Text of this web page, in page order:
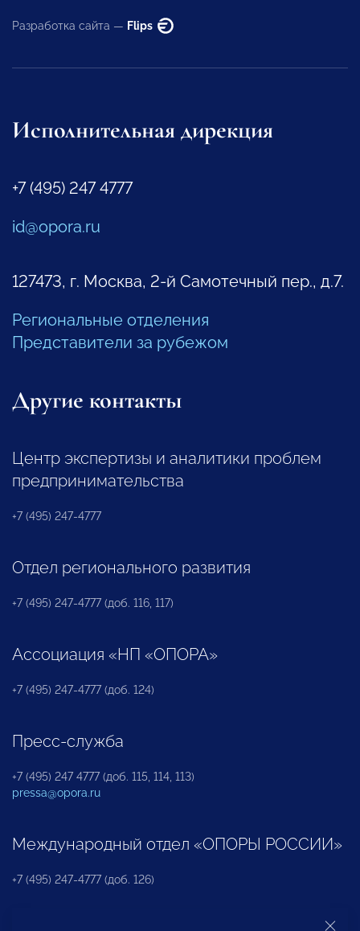
Разработка сайта — Flips
Исполнительная дирекция
+7 (495) 247 4777
id@opora.ru
127473, г. Москва, 2-й Самотечный пер., д.7.
Региональные отделения
Представители за рубежом
Другие контакты
Центр экспертизы и аналитики проблем
предпринимательства
+7 (495) 247-4777
Отдел регионального развития
+7 (495) 247-4777 (доб. 116, 117)
Ассоциация «НП «ОПОРА»
+7 (495) 247-4777 (доб. 124)
Пресс-служба
+7 (495) 247 4777 (доб. 115, 114, 113)
pressa@opora.ru
Международный отдел «ОПОРЫ РОССИИ»
+7 (495) 247-4777 (доб. 126)